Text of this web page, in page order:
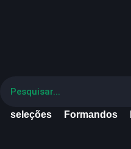
seleções Formandos